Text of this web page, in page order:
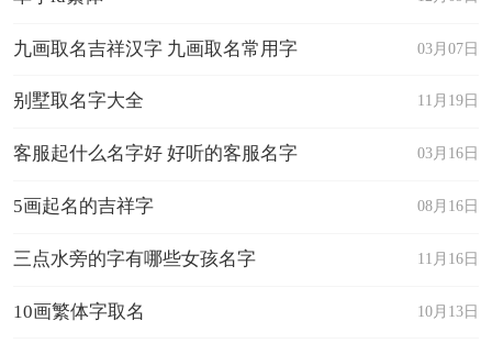
03月07日
九画取名吉祥汉字 九画取名常用字
11月19日
别墅取名字大全
03月16日
客服起什么名字好 好听的客服名字
08月16日
5画起名的吉祥字
11月16日
三点水旁的字有哪些女孩名字
10月13日
10画繁体字取名